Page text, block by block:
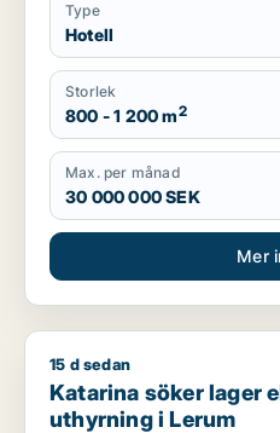
Type
Hotell
Storlek
800 - 1 200 m2
Max. per månad
30 000 000 SEK
Mer
Katarina söker lager eller
15 d sedan
Katarina söker lager
uthyrning i Lerum